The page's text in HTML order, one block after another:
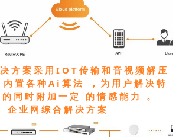
方案采用IOT传输和音视频解压
内置各种Ai算法，为用户解决特
同时附加一定的情感能力。
企业网综合解决方案